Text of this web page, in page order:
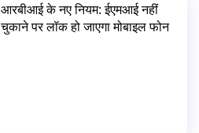
आरबीआई के नए नियम: ईएमआई नहीं
चुकाने पर लॉक हो जाएगा मोबाइल फोन